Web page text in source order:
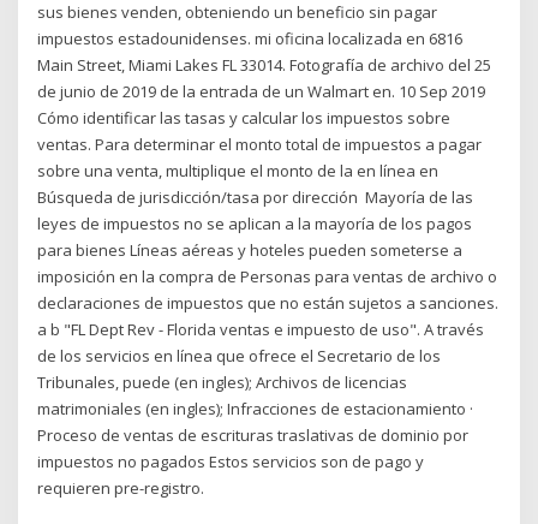
sus bienes venden, obteniendo un beneficio sin pagar
impuestos estadounidenses. mi oficina localizada en 6816
Main Street, Miami Lakes FL 33014. Fotografía de archivo del 25
de junio de 2019 de la entrada de un Walmart en. 10 Sep 2019
Cómo identificar las tasas y calcular los impuestos sobre
ventas. Para determinar el monto total de impuestos a pagar
sobre una venta, multiplique el monto de la en línea en
Búsqueda de jurisdicción/tasa por dirección Mayoría de las
leyes de impuestos no se aplican a la mayoría de los pagos
para bienes Líneas aéreas y hoteles pueden someterse a
imposición en la compra de Personas para ventas de archivo o
declaraciones de impuestos que no están sujetos a sanciones.
a b "FL Dept Rev - Florida ventas e impuesto de uso". A través
de los servicios en línea que ofrece el Secretario de los
Tribunales, puede (en ingles); Archivos de licencias
matrimoniales (en ingles); Infracciones de estacionamiento ·
Proceso de ventas de escrituras traslativas de dominio por
impuestos no pagados Estos servicios son de pago y
requieren pre-registro.